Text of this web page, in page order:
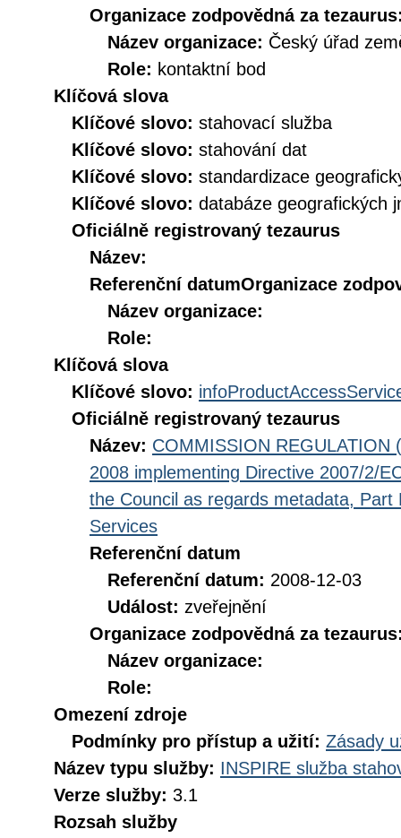
Organizace zodpovědná za
Název organizace: Český úřad
Role: kontaktní bod
Klíčová slova
Klíčové slovo: stahovací služba
Klíčové slovo: stahování dat
Klíčové slovo: standardizace
Klíčové slovo: databáze geografických
Oficiálně registrovaný tezaurus
Název:
Referenční datumOrganizace
Název organizace:
Role:
Klíčová slova
Klíčové slovo:
Oficiálně registrovaný tezaurus
Název: COMMISSION REGULATION
2008 implementing Directive 2007/2/
the Council as regards metadata,
Services
Referenční datum
Referenční datum: 2008-12-03
Událost: zveřejnění
Organizace zodpovědná za
Název organizace:
Role:
Omezení zdroje
Podmínky pro přístup a užití: Zásady
Název typu služby: INSPIRE služba
Verze služby: 3.1
Rozsah služby